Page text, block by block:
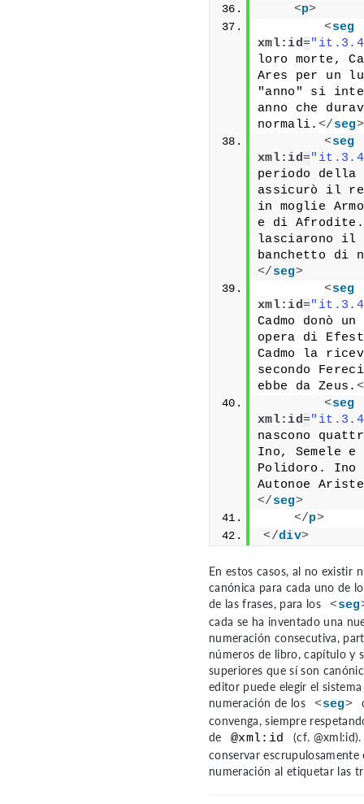
<p>
<seg
xml:id=
loro morte,
Ares per un
"anno" si
anno che
normali. </seg>
<seg
xml:id=
periodo
assicurò il
in moglie
e di
lasciarono il
banchetto di
</seg>
<seg
xml:id=
Cadmo donò
opera di
Cadmo la
secondo
ebbe da Zeus.
<seg
xml:id=
nascono
Ino, Semele
Polidoro. Ino
Autonoe
</seg>
</p>
</div>
En estos casos, al no existir
canónica para cada uno de
de las frases, para los
<seg
cada se ha inventado una
numeración consecutiva,
números de libro, capítulo y
superiores que sí son
editor puede elegir el
numeración de los
<seg>
convenga, siempre
de
@xml:id (cf. @xml:id
conservar escrupulosamente
numeración al etiquetar las